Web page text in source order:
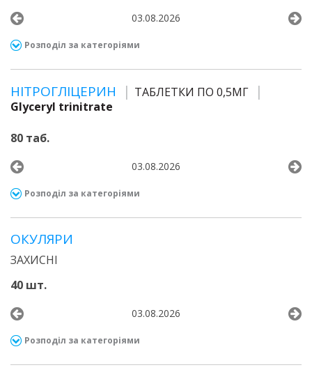
03.08.2026
Розподіл за категоріями
НІТРОГЛІЦЕРИН
ТАБЛЕТКИ ПО 0,5МГ
Glyceryl trinitrate
80 таб.
03.08.2026
Розподіл за категоріями
ОКУЛЯРИ
ЗАХИСНІ
40 шт.
03.08.2026
Розподіл за категоріями